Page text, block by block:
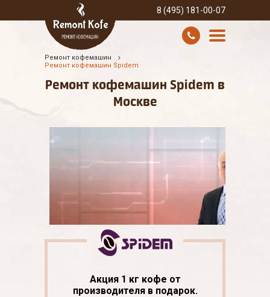
8 (495) 181-00-07
УСЛУГИ И ЦЕНЫ
Ремонт кофемашин
Ремонт кофемашин Spidem
Ремонт кофемашин Spidem в
Москве
Акция 1 кг кофе от
производителя в подарок.